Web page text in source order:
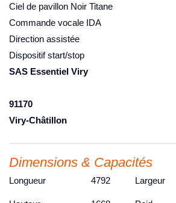
Ciel de pavillon Noir Titane
Commande vocale IDA
Direction assistée
Dispositif start/stop
SAS Essentiel Viry
91170
Viry-Châtillon
Dimensions & Capacités
Longueur 4792 Largeur